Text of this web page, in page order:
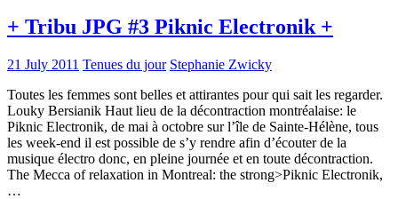
+ Tribu JPG #3 Piknic Electronik +
21 July 2011 Tenues du jour Stephanie Zwicky
Toutes les femmes sont belles et attirantes pour qui sait les regarder.
Louky Bersianik Haut lieu de la décontraction montréalaise: le
Piknic Electronik, de mai à octobre sur l’île de Sainte-Hélène, tous
les week-end il est possible de s’y rendre afin d’écouter de la
musique électro donc, en pleine journée et en toute décontraction.
The Mecca of relaxation in Montreal: the strong>Piknic Electronik,
…